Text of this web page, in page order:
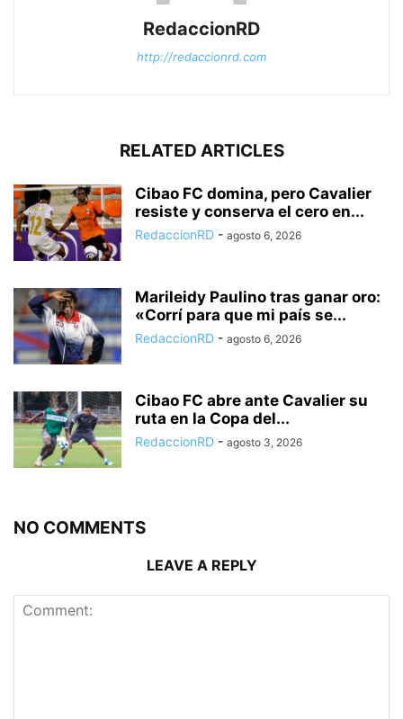
RedaccionRD
http://redaccionrd.com
RELATED ARTICLES
Cibao FC domina, pero Cavalier
resiste y conserva el cero en...
RedaccionRD - agosto 6, 2026
Marileidy Paulino tras ganar oro:
«Corrí para que mi país se...
RedaccionRD - agosto 6, 2026
Cibao FC abre ante Cavalier su
ruta en la Copa del...
RedaccionRD - agosto 3, 2026
NO COMMENTS
LEAVE A REPLY